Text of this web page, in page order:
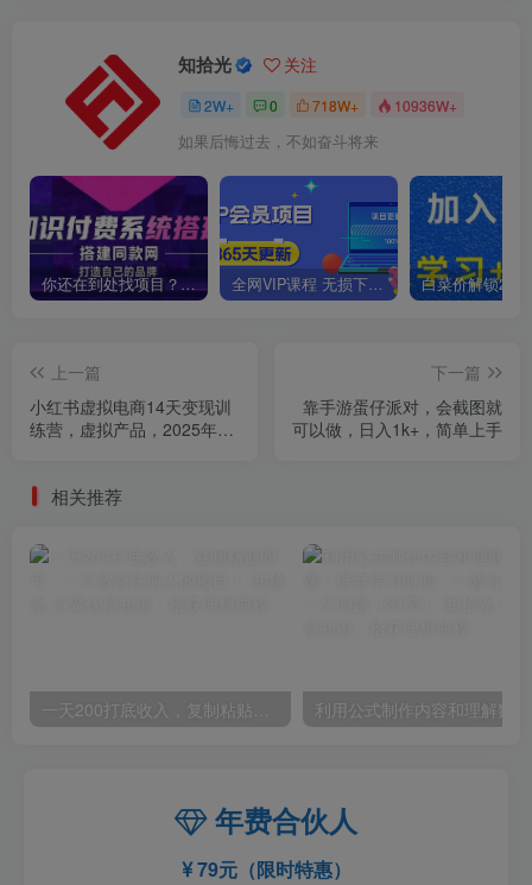
知拾光 关注
2W+ 0 718W+ 10936W+
如果后悔过去，不如奋斗将来
你还在到处找项目？还在当韭菜？我靠卖项目一个月收入5万+，曾经我也是个失败者。 全网VIP课程 无损下载~
上一篇
小红书虚拟电商14天变现训
练营，虚拟产品，2025年普
下一篇
靠手游蛋仔派对，会截图就
可以做，日入1k+，简单上手
相关推荐
一天200打底收入，复制粘贴即可，一个适合任何人的项目！
年费合伙人
79元（限时特惠）